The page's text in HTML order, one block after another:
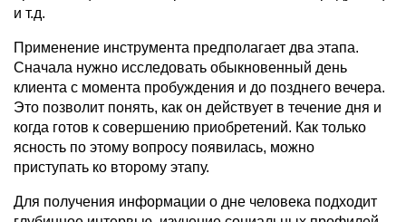
и т.д.
Применение инструмента предполагает два этапа.
Сначала нужно исследовать обыкновенный день
клиента с момента пробуждения и до позднего вечера.
Это позволит понять, как он действует в течение дня и
когда готов к совершению приобретений. Как только
ясность по этому вопросу появилась, можно
приступать ко второму этапу.
Для получения информации о дне человека подходит